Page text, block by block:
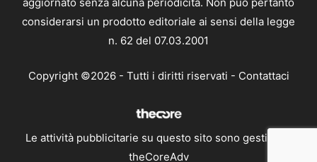
aggiornato senza alcuna periodicità. Non può pertanto
considerarsi un prodotto editoriale ai sensi della legge
n. 62 del 07.03.2001
Copyright ©2026 - Tutti i diritti riservati - Contattaci
Le attività pubblicitarie su questo sito sono gestite da
theCoreAdv